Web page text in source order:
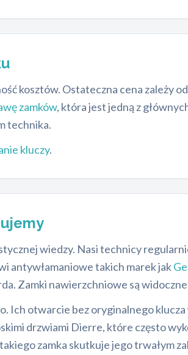
kosztów. Ostateczna cena zależy
zamków, która jest jedną z
technika.
kluczy.
wiedzy. Nasi technicy
antywłamaniowe takich marek jak
Zamki nawierzchniowe są
Ich otwarcie bez oryginalnego
drzwiami Dierre, które często
zamka skutkuje jego trwałym